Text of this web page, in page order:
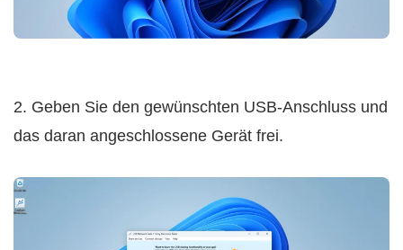
2. Geben Sie den gewünschten USB-Anschluss und
das daran angeschlossene Gerät frei.